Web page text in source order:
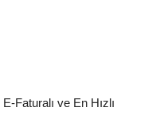
Faturalı ve En Hızlı